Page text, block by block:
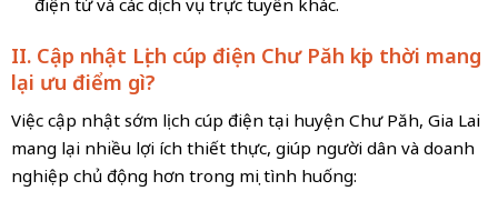
điện tử và các dịch vụ trực tuyến khác.
II. Cập nhật Lịch cúp điện Chư Păh kịp thời mang
lại ưu điểm gì?
Việc cập nhật sớm lịch cúp điện tại huyện Chư Păh, Gia Lai
mang lại nhiều lợi ích thiết thực, giúp người dân và doanh
nghiệp chủ động hơn trong mọi tình huống: